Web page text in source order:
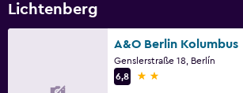
Lichtenberg
A&O Berlin Kolumbus
Genslerstraße 18, Berlín
6,8
2 estrellas